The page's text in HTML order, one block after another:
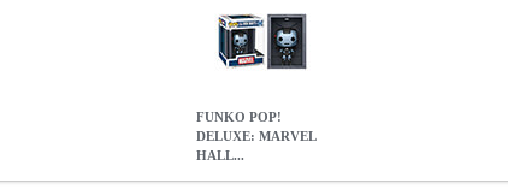
FUNKO POP!
DELUXE: MARVEL
HALL...